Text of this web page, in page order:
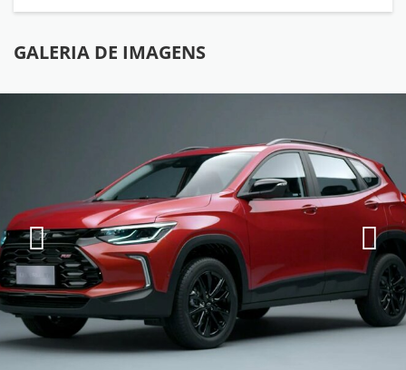
GALERIA DE IMAGENS